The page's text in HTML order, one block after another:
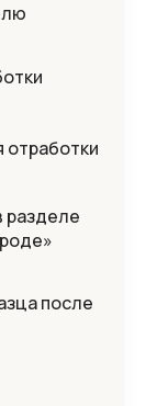
после
разделе